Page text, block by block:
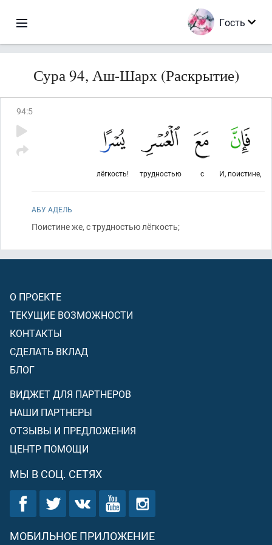
Гость
Сура 94, Аш-Шарх (Раскрытие)
94:5
И, поистине,
с
трудностью
лёгкость!
АБУ АДЕЛЬ
Поистине же, с трудностью лёгкость;
О ПРОЕКТЕ
ТЕКУЩИЕ ВОЗМОЖНОСТИ
КОНТАКТЫ
СДЕЛАТЬ ВКЛАД
БЛОГ
ВИДЖЕТ ДЛЯ ПАРТНЕРОВ
НАШИ ПАРТНЕРЫ
ОТЗЫВЫ И ПРЕДЛОЖЕНИЯ
ЦЕНТР ПОМОЩИ
МЫ В СОЦ. СЕТЯХ
МОБИЛЬНОЕ ПРИЛОЖЕНИЕ